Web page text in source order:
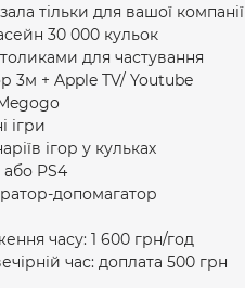
тільки для вашої компанії
30 000 кульок
для частування
3м + Apple TV/ Youtube
ігри
ігор у кульках
PS4
допомагатор
часу: 1 600 грн/год
час: доплата 500 грн